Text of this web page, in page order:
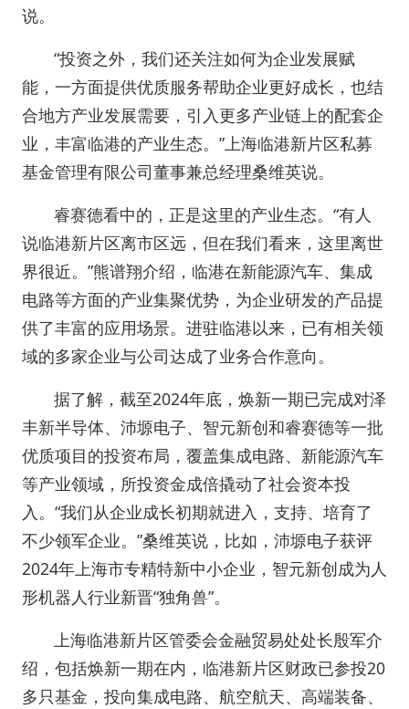
说。
“投资之外，我们还关注如何为企业发展赋
能，一方面提供优质服务帮助企业更好成长，也结
合地方产业发展需要，引入更多产业链上的配套企
业，丰富临港的产业生态。”上海临港新片区私募
基金管理有限公司董事兼总经理桑维英说。
睿赛德看中的，正是这里的产业生态。“有人
说临港新片区离市区远，但在我们看来，这里离世
界很近。”熊谱翔介绍，临港在新能源汽车、集成
电路等方面的产业集聚优势，为企业研发的产品提
供了丰富的应用场景。进驻临港以来，已有相关领
域的多家企业与公司达成了业务合作意向。
据了解，截至2024年底，焕新一期已完成对泽
丰新半导体、沛塬电子、智元新创和睿赛德等一批
优质项目的投资布局，覆盖集成电路、新能源汽车
等产业领域，所投资金成倍撬动了社会资本投
入。“我们从企业成长初期就进入，支持、培育了
不少领军企业。”桑维英说，比如，沛塬电子获评
2024年上海市专精特新中小企业，智元新创成为人
形机器人行业新晋“独角兽”。
上海临港新片区管委会金融贸易处处长殷军介
绍，包括焕新一期在内，临港新片区财政已参投20
多只基金，投向集成电路、航空航天、高端装备、